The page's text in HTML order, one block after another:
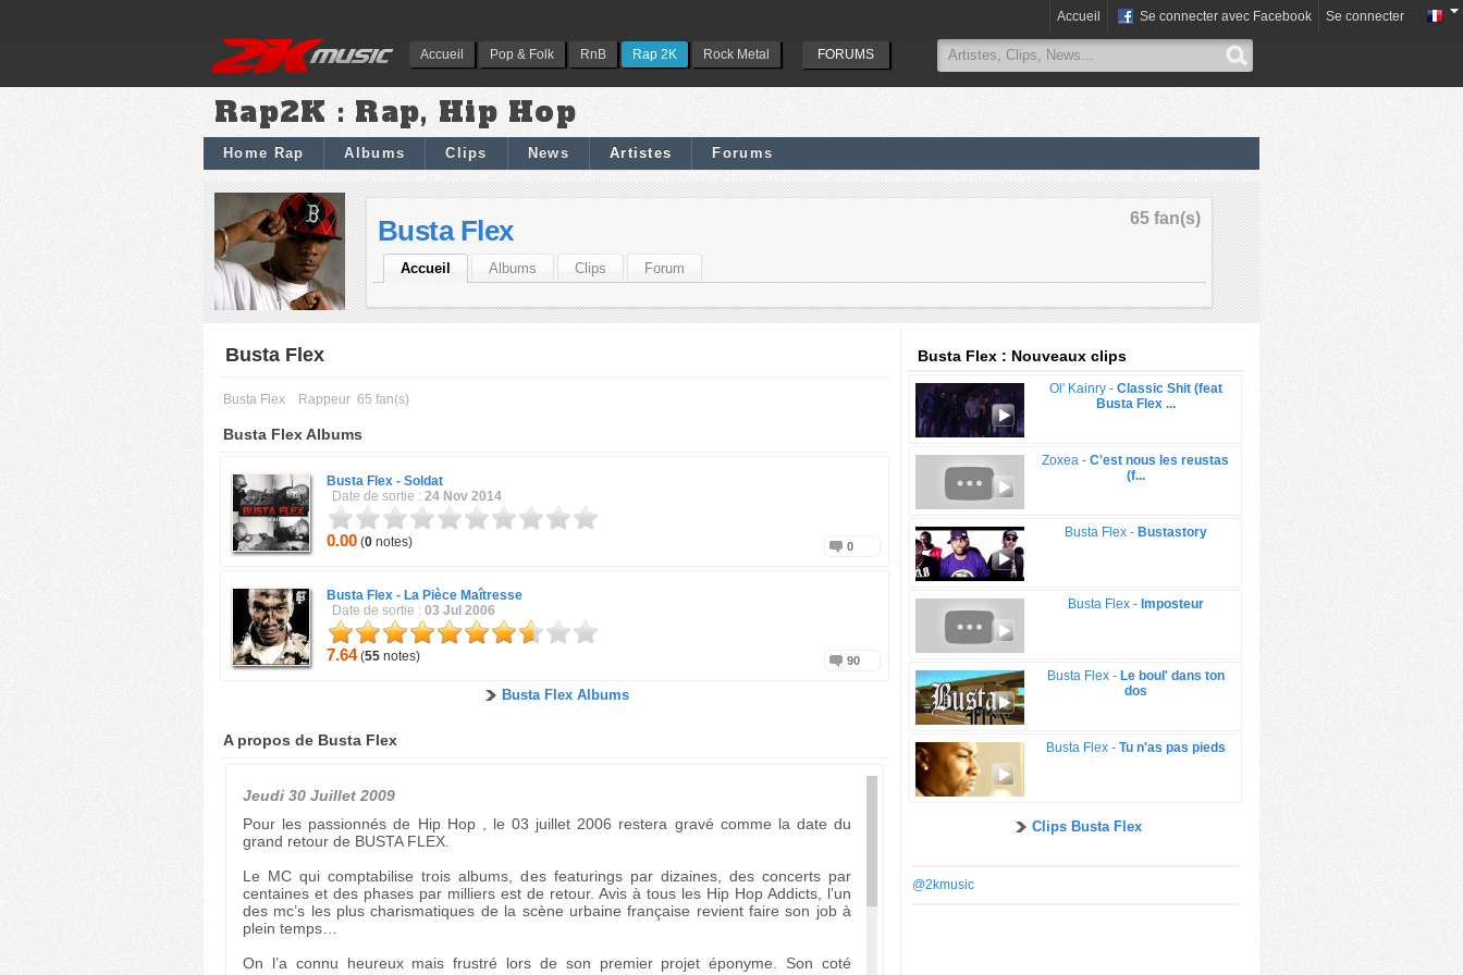
Accueil Pop & Folk RnB Rap 2K Rock Metal FORUMS
Accueil Se connecter avec Facebook Se connecter
Rap2K : Rap, Hip Hop
Home Rap Albums Clips News Artistes Forums
65 fan(s)
Busta Flex
Accueil Albums Clips Forum
Busta Flex
Busta Flex Rappeur 65 fan(s)
Busta Flex Albums
Busta Flex - Soldat
Date de sortie : 24 Nov 2014
0.00 (0 notes) 0
Busta Flex - La Pièce Maîtresse
Date de sortie : 03 Jul 2006
7.64(55 notes) 90
Busta Flex Albums
A propos de Busta Flex
Jeudi 30 Juillet 2009
Pour les passionnés de Hip Hop , le 03 juillet 2006 restera gravé comme la date du
grand retour de BUSTA FLEX.
Le MC qui comptabilise trois albums, des featurings par dizaines, des concerts par
centaines et des phases par milliers est de retour. Avis à tous les Hip Hop Addicts, l’un
des mc’s les plus charismatiques de la scène urbaine française revient faire son job à
plein temps…
On l’a connu heureux mais frustré lors de son premier projet éponyme. Son coté
Busta Flex : Nouveaux clips
Ol' Kainry - Classic Shit (feat
Busta Flex ...
Zoxea - C'est nous les reustas
(f...
Busta Flex - Bustastory
Busta Flex - Imposteur
Busta Flex - Le boul' dans ton
dos
Busta Flex - Tu n'as pas pieds
Clips Busta Flex
@2kmusic